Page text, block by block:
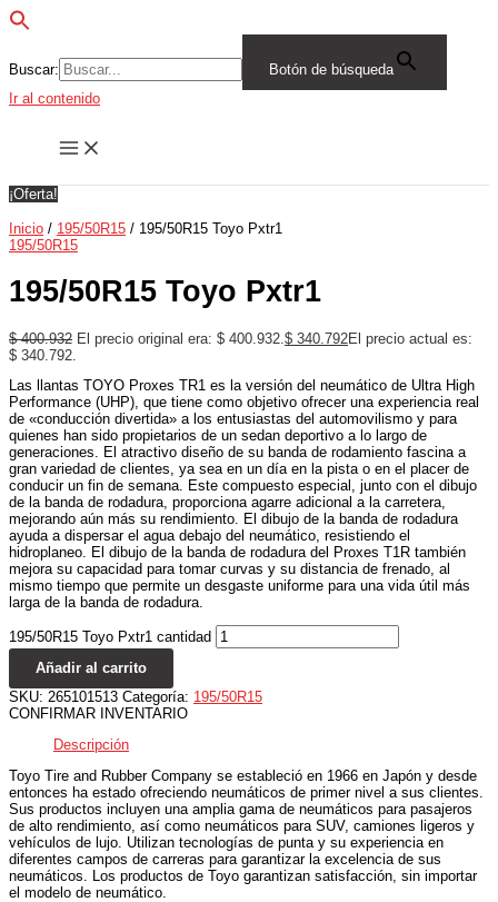
Buscar:
Botón de búsqueda
Ir al contenido
¡Oferta!
Inicio / 195/50R15 / 195/50R15 Toyo Pxtr1
195/50R15
195/50R15 Toyo Pxtr1
$400.932 El precio original era: $ 400.932. $ 340.792El precio actual es:
$ 340.792.
Las llantas TOYO Proxes TR1 es la versión del neumático de Ultra High
Performance (UHP), que tiene como objetivo ofrecer una experiencia real
de «conducción divertida» a los entusiastas del automovilismo y para
quienes han sido propietarios de un sedan deportivo a lo largo de
generaciones. El atractivo diseño de su banda de rodamiento fascina a
gran variedad de clientes, ya sea en un día en la pista o en el placer de
conducir un fin de semana. Este compuesto especial, junto con el dibujo
de la banda de rodadura, proporciona agarre adicional a la carretera,
mejorando aún más su rendimiento. El dibujo de la banda de rodadura
ayuda a dispersar el agua debajo del neumático, resistiendo el
hidroplaneo. El dibujo de la banda de rodadura del Proxes T1R también
mejora su capacidad para tomar curvas y su distancia de frenado, al
mismo tiempo que permite un desgaste uniforme para una vida útil más
larga de la banda de rodadura.
195/50R15 Toyo Pxtr1 cantidad
Añadir al carrito
SKU: 265101513 Categoría: 195/50R15
CONFIRMAR INVENTARIO
Descripción
Toyo Tire and Rubber Company se estableció en 1966 en Japón y desde
entonces ha estado ofreciendo neumáticos de primer nivel a sus clientes.
Sus productos incluyen una amplia gama de neumáticos para pasajeros
de alto rendimiento, así como neumáticos para SUV, camiones ligeros y
vehículos de lujo. Utilizan tecnologías de punta y su experiencia en
diferentes campos de carreras para garantizar la excelencia de sus
neumáticos. Los productos de Toyo garantizan satisfacción, sin importar
el modelo de neumático.